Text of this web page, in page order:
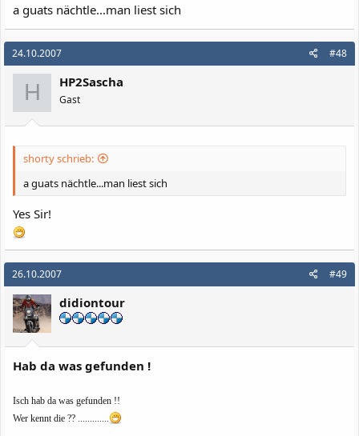
a guats nächtle...man liest sich
24.10.2007 #48
H HP2Sascha
Gast
shorty schrieb:
a guats nächtle...man liest sich
Yes Sir!
26.10.2007 #49
didiontour
Hab da was gefunden !
Isch hab da was gefunden !!
Wer kennt die ?? .............